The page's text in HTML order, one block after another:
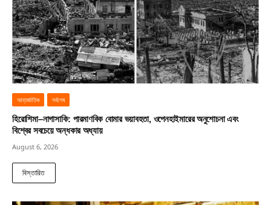
আন্তর্জাতিক সর্বশেষ
হিরোশিমা–নাগাসাকি: পারমাণবিক বোমার ভয়াবহতা, ওপেনহাইমারের অনুশোচনা এবং
বিশ্বের সবচেয়ে অন্ধকার অধ্যায়
August 6, 2026
বিস্তারিত